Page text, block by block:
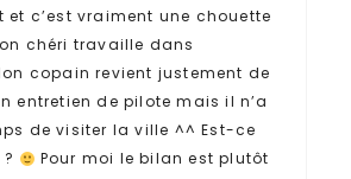
et c’est vraiment une chouette
chéri travaille dans
copain revient justement de
entretien de pilote mais il n’a
de visiter la ville ^^ Est-ce
Pour moi le bilan est plutôt